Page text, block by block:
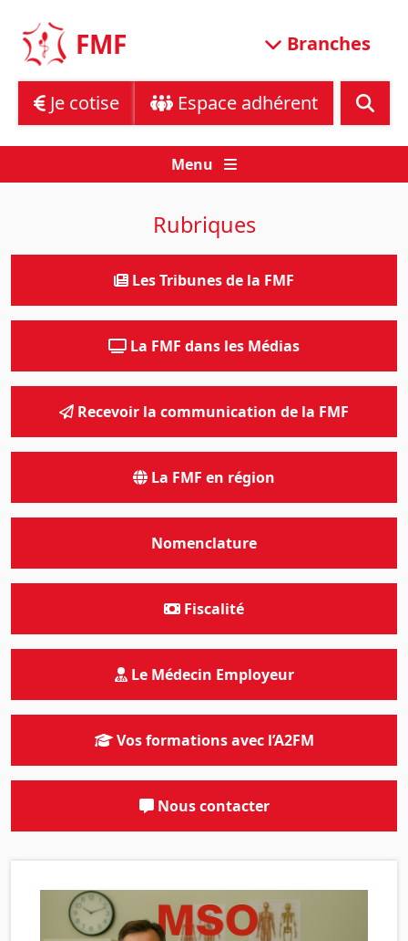
content
FMF Branches
Je cotise Espace adhérent
Menu
Rubriques
Les Tribunes de la FMF
La FMF dans les Médias
Recevoir la communication de la FMF
La FMF en région
Nomenclature
Fiscalité
Le Médecin Employeur
Vos formations avec l’A2FM
Nous contacter